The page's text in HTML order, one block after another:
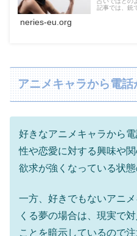
記事では、銃
neries-eu.org
アニメキャラから電
好きなアニメキャラから
性や恋愛に対する興味や
欲求が強くなっている状態
一方、好きでもないアニ
くる夢の場合は、現実で
ことを暗示しているので注